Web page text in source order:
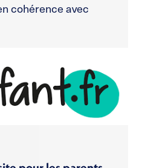
cohérence avec